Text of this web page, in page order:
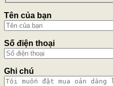
Tên của bạn
Số điện thoại
Ghi chú